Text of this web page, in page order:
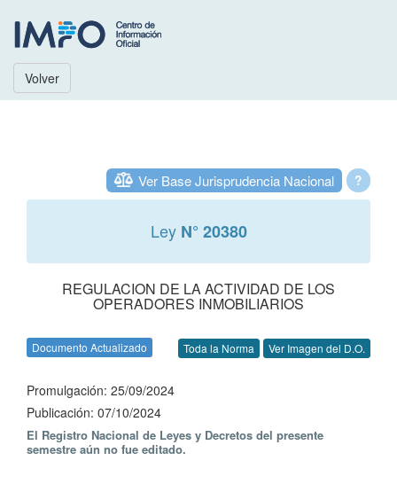
Volver
?
Ver Base Jurisprudencia Nacional
Ley N° 20380
REGULACION DE LA ACTIVIDAD DE LOS
OPERADORES INMOBILIARIOS
Documento Actualizado Toda la Norma Ver Imagen del D.O.
Promulgación: 25/09/2024
Publicación: 07/10/2024
El Registro Nacional de Leyes y Decretos del presente
semestre aún no fue editado.